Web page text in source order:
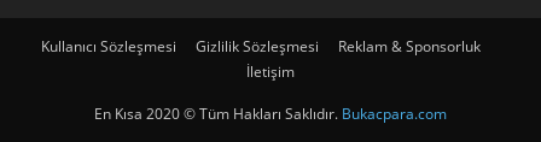
Kullanıcı Sözleşmesi Gizlilik Sözleşmesi
Reklam & Sponsorluk
İletişim
En Kısa 2020 © Tüm Hakları Saklıdır. Bukacpara.com